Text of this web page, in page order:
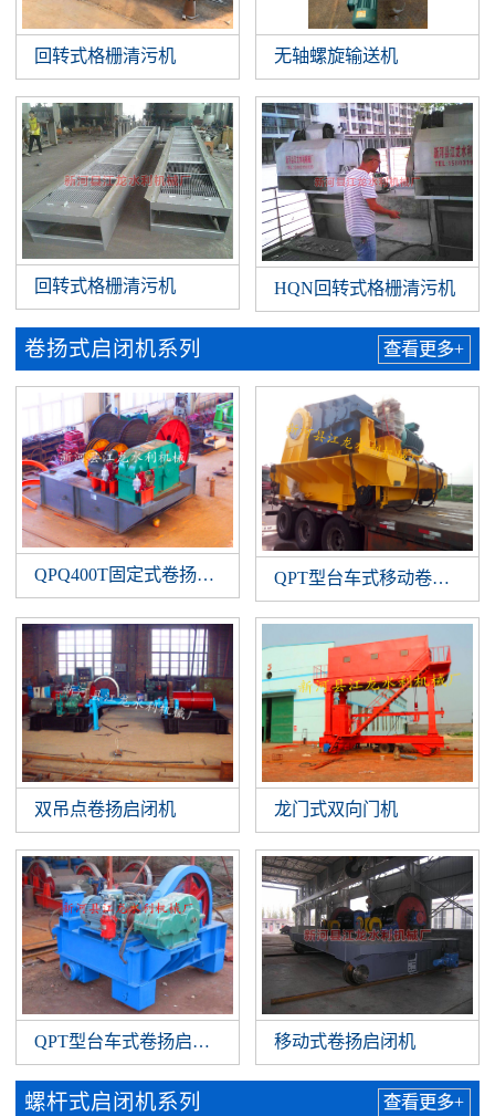
回转式格栅清污机 无轴螺旋输送机
回转式格栅清污机 HQN回转式格栅清污机
卷扬式启闭机系列 查看更多+
QPQ400T固定式卷扬启闭机 QPT型台车式移动卷扬启闭
双吊点卷扬启闭机 龙门式双向门机
QPT型台车式卷扬启闭机 移动式卷扬启闭机
螺杆式启闭机系列 查看更多+